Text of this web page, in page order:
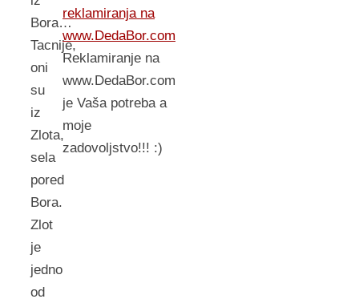
Bora…
Tacnije,
oni
su
iz
Zlota,
sela
pored
Bora.
Zlot
je
jedno
od
reklamiranja na
www.DedaBor.com
Reklamiranje na
www.DedaBor.com
je Vaša potreba a
moje
zadovoljstvo!!! :)